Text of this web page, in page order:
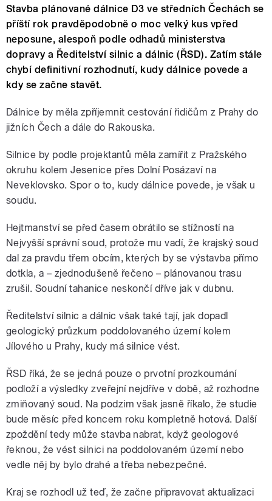
Stavba plánované dálnice D3 ve středních Čechách se
příští rok pravděpodobně o moc velký kus vpřed
neposune, alespoň podle odhadů ministerstva
dopravy a Ředitelství silnic a dálnic (ŘSD). Zatím stále
chybí definitivní rozhodnutí, kudy dálnice povede a
kdy se začne stavět.
Dálnice by měla zpříjemnit cestování řidičům z Prahy do
jižních Čech a dále do Rakouska.
Silnice by podle projektantů měla zamířit z Pražského
okruhu kolem Jesenice přes Dolní Posázaví na
Neveklovsko. Spor o to, kudy dálnice povede, je však u
soudu.
Hejtmanství se před časem obrátilo se stížností na
Nejvyšší správní soud, protože mu vadí, že krajský soud
dal za pravdu třem obcím, kterých by se výstavba přímo
dotkla, a – zjednodušeně řečeno – plánovanou trasu
zrušil. Soudní tahanice neskončí dříve jak v dubnu.
Ředitelství silnic a dálnic však také tají, jak dopadl
geologický průzkum poddolovaného území kolem
Jílového u Prahy, kudy má silnice vést.
ŘSD říká, že se jedná pouze o prvotní prozkoumání
podloží a výsledky zveřejní nejdříve v době, až rozhodne
zmiňovaný soud. Na podzim však jasně říkalo, že studie
bude měsíc před koncem roku kompletně hotová. Další
zpoždění tedy může stavba nabrat, když geologové
řeknou, že vést silnici na poddolovaném území nebo
vedle něj by bylo drahé a třeba nebezpečné.
Kraj se rozhodl už teď, že začne připravovat aktualizaci